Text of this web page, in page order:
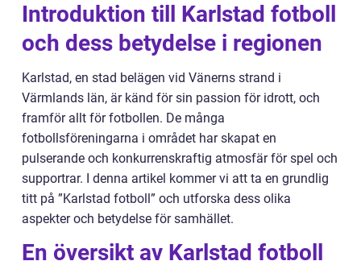
Introduktion till Karlstad fotboll
och dess betydelse i regionen
Karlstad, en stad belägen vid Vänerns strand i
Värmlands län, är känd för sin passion för idrott, och
framför allt för fotbollen. De många
fotbollsföreningarna i området har skapat en
pulserande och konkurrenskraftig atmosfär för spel och
supportrar. I denna artikel kommer vi att ta en grundlig
titt på ”Karlstad fotboll” och utforska dess olika
aspekter och betydelse för samhället.
En översikt av Karlstad fotboll